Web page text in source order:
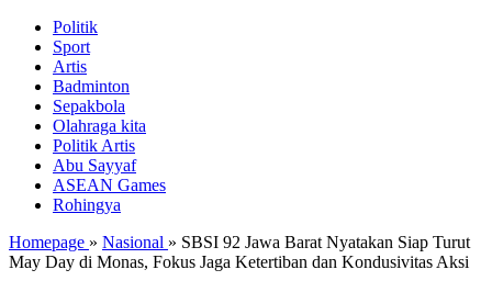
Politik
Sport
Artis
Badminton
Sepakbola
Olahraga kita
Politik Artis
Abu Sayyaf
ASEAN Games
Rohingya
Homepage » Nasional » SBSI 92 Jawa Barat Nyatakan Siap Turut
May Day di Monas, Fokus Jaga Ketertiban dan Kondusivitas Aksi